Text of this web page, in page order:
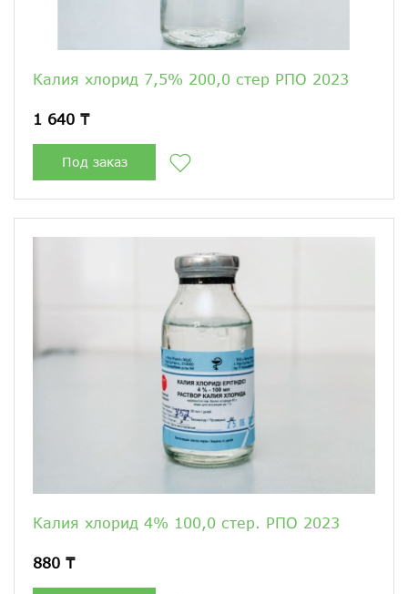
Калия хлорид 7,5% 200,0 стер РПО 2023
1 640 ₸
Под заказ
Калия хлорид 4% 100,0 стер. РПО 2023
880 ₸